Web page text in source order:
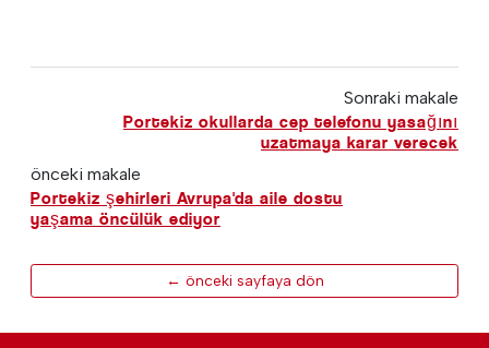
Sonraki makale
Portekiz okullarda cep telefonu yasağını
uzatmaya karar verecek
önceki makale
Portekiz şehirleri Avrupa'da aile dostu
yaşama öncülük ediyor
← önceki sayfaya dön